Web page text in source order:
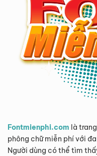
Fontmienphi.com là
phông chữ miễn phí với
Người dùng có thể tìm